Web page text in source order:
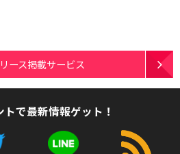
ース掲載サービス
で最新情報ゲット！